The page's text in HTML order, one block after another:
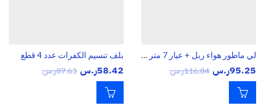
لي ماطور هواء ربل + عيار 7 متر ماركة سفاري
95.25ر.س 116.84ر.س
بلف تنسيم الكفرات عدد 4 قطع
58.42ر.س 87.63ر.س